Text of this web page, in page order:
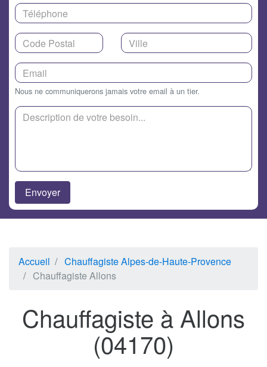
Nous ne communiquerons jamais votre email à un tier.
Accueil
Chauffagiste Alpes-de-Haute-Provence
Chauffagiste Allons
Chauffagiste à Allons
(04170)